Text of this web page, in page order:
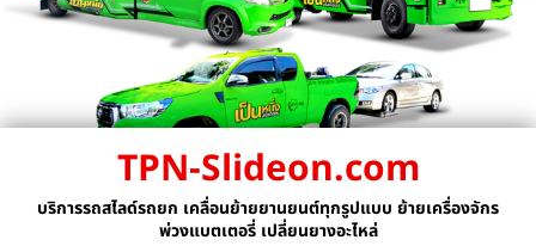
TPN-Slideon.com
บริการรถสไลด์รถยก เคลื่อนย้ายยานยนต์ทุกรูปแบบ ย้ายเครื่องจักร
พ่วงแบตเตอรี่ เปลี่ยนยางอะไหล่